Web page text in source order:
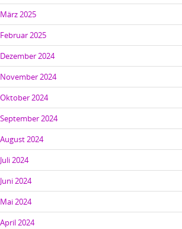
März 2025
Februar 2025
Dezember 2024
November 2024
Oktober 2024
September 2024
August 2024
Juli 2024
Juni 2024
Mai 2024
April 2024